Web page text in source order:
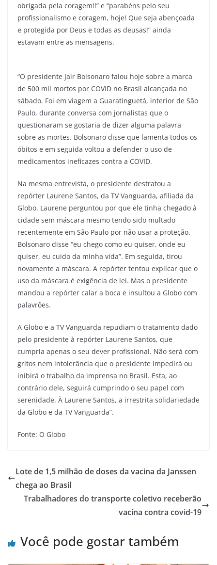
obrigada pela coragem!!” e “parabéns pelo seu
profissionalismo e coragem, hoje! Que seja abençoada
e protegida por Deus e todas as deusas!” ainda
estavam entre as mensagens.
“O presidente Jair Bolsonaro falou hoje sobre a marca
de 500 mil mortos por COVID no Brasil alcançada no
sábado. Foi em viagem a Guaratinguetá, interior de São
Paulo, durante conversa com jornalistas que o
questionaram se gostaria de dizer alguma palavra
sobre as mortes. Bolsonaro disse que lamenta todos os
óbitos e em seguida voltou a defender o uso de
medicamentos ineficazes contra a COVID.
Na mesma entrevista, o presidente destratou a
repórter Laurene Santos, da TV Vanguarda, afiliada da
Globo. Laurene perguntou por que ele tinha chegado à
cidade sem máscara mesmo tendo sido multado
recentemente em São Paulo por não usar a proteção.
Bolsonaro disse “eu chego como eu quiser, onde eu
quiser, eu cuido da minha vida”. Em seguida, tirou
novamente a máscara. A repórter tentou explicar que o
uso da máscara é exigência de lei. Mas o presidente
mandou a repórter calar a boca e insultou a Globo com
palavrões.
A Globo e a TV Vanguarda repudiam o tratamento dado
pelo presidente à repórter Laurene Santos, que
cumpria apenas o seu dever profissional. Não será com
gritos nem intolerância que o presidente impedirá ou
inibirá o trabalho da imprensa no Brasil. Esta, ao
contrário dele, seguirá cumprindo o seu papel com
serenidade. À Laurene Santos, a irrestrita solidariedade
da Globo e da TV Vanguarda”.
Fonte: O Globo
Lote de 1,5 milhão de doses da vacina da Janssen
chega ao Brasil
Trabalhadores do transporte coletivo receberão
vacina contra covid-19
Você pode gostar também